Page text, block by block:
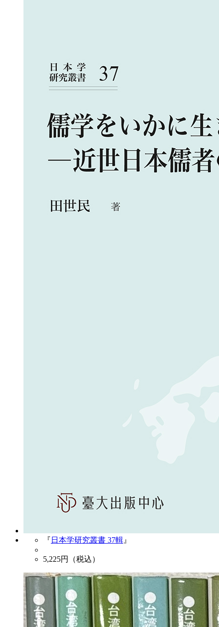
『 日本学研究叢書 37輯 』
5,225円（税込）